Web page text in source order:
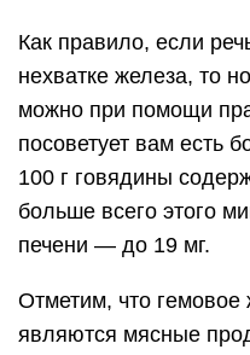
Как правило, если
нехватке железа, то
можно при помощи
посоветует вам есть
100 г говядины
больше всего этого
печени — до 19 мг.
Отметим, что гемовое
являются мясные